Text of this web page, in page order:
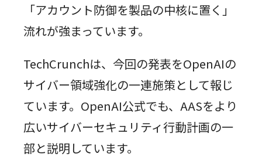
「アカウント防御を製品の中核に置く」
流れが強まっています。
TechCrunchは、今回の発表をOpenAIの
サイバー領域強化の一連施策として報じ
ています。OpenAI公式でも、AASをより
広いサイバーセキュリティ行動計画の一
部と説明しています。